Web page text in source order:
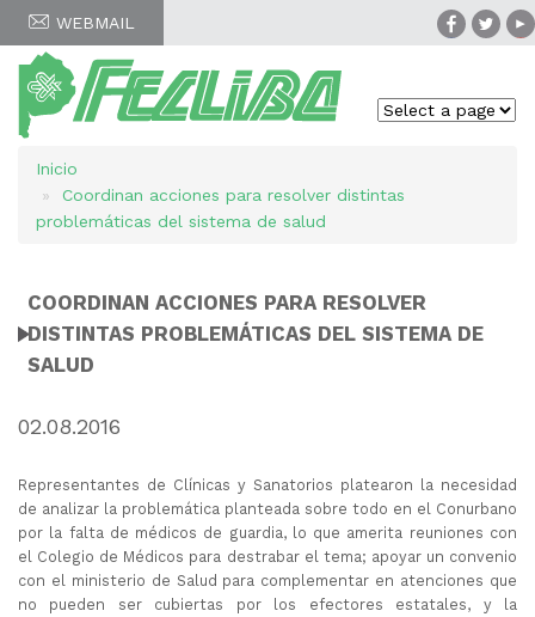
WEBMAIL
Sobrescribir
enlaces
ayuda
a
la
navegación
Inicio
Coordinan acciones para resolver distintas
problemáticas del sistema de salud
COORDINAN ACCIONES PARA RESOLVER
DISTINTAS PROBLEMÁTICAS DEL SISTEMA DE
SALUD
02.08.2016
Representantes de Clínicas y Sanatorios platearon la necesidad
de analizar la problemática planteada sobre todo en el Conurbano
por la falta de médicos de guardia, lo que amerita reuniones con
el Colegio de Médicos para destrabar el tema; apoyar un convenio
con el ministerio de Salud para complementar en atenciones que
no pueden ser cubiertas por los efectores estatales, y la